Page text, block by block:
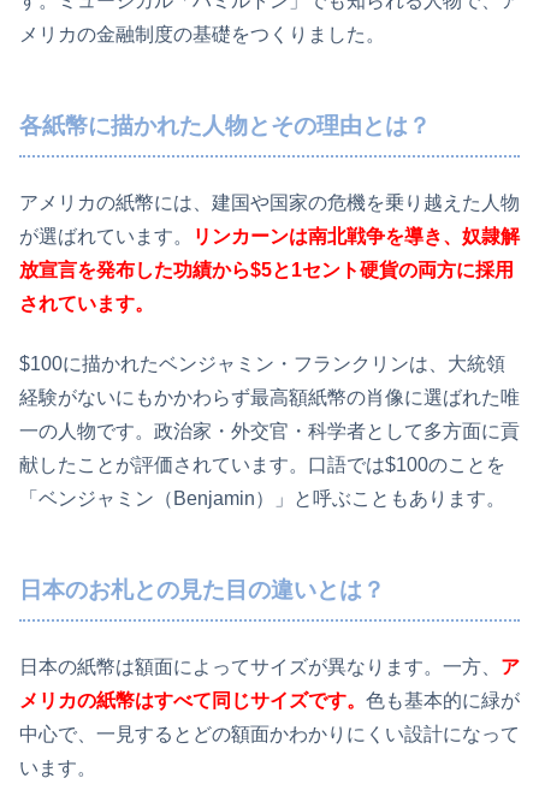
メリカの金融制度の基礎をつくりました。
各紙幣に描かれた人物とその理由とは？
アメリカの紙幣には、建国や国家の危機を乗り越えた人物
が選ばれています。
リンカーンは南北戦争を導き、奴隷解
放宣言を発布した功績から$5と1セント硬貨の両方に採用
されています。
$100に描かれたベンジャミン・フランクリンは、大統領
経験がないにもかかわらず最高額紙幣の肖像に選ばれた唯
一の人物です。政治家・外交官・科学者として多方面に貢
献したことが評価されています。口語では$100のことを
「ベンジャミン（Benjamin）」と呼ぶこともあります。
日本のお札との見た目の違いとは？
日本の紙幣は額面によってサイズが異なります。一方、 ア
メリカの紙幣はすべて同じサイズです。 色も基本的に緑が
中心で、一見するとどの額面かわかりにくい設計になって
います。